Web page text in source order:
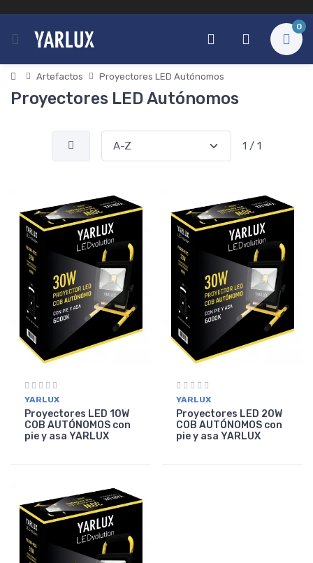
0
Artefactos Proyectores LED Autónomos
Proyectores LED Autónomos
1 / 1
YARLUX
Proyectores LED 10W
COB AUTÓNOMOS con
pie y asa YARLUX
YARLUX
Proyectores LED 20W
COB AUTÓNOMOS con
pie y asa YARLUX